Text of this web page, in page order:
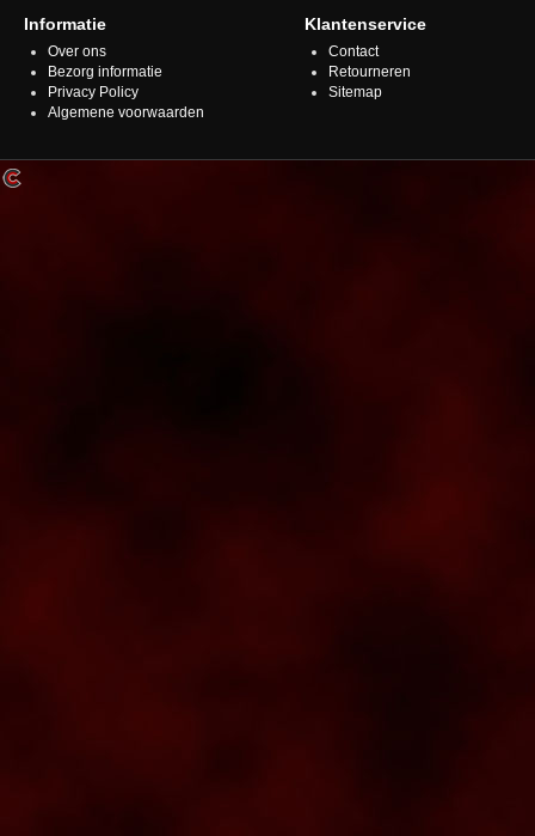
Informatie
Over ons
Bezorg informatie
Privacy Policy
Algemene voorwaarden
Klantenservice
Contact
Retourneren
Sitemap